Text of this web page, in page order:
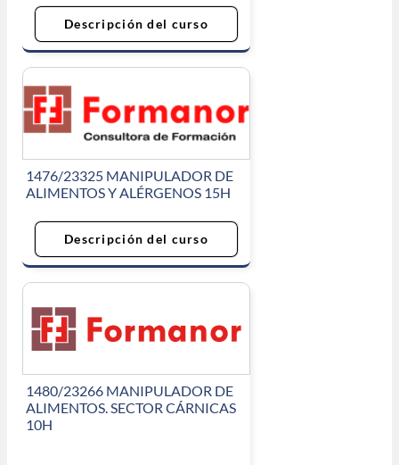
Descripción del curso
1476/23325 MANIPULADOR DE
ALIMENTOS Y ALÉRGENOS 15H
Descripción del curso
1480/23266 MANIPULADOR DE
ALIMENTOS. SECTOR CÁRNICAS
10H